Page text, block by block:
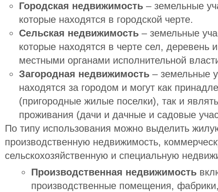
Городская недвижимость– земельные
которые находятся в городской черте.
Сельская недвижимость– земельные
которые находятся в черте сел, деревень
местными органами исполнительной
Загородная недвижимость– земельные
находятся за городом и могут как
(пригородные жилые поселки), так и
проживания (дачи и дачные и садовые
По типу использования можно выделить
производственную недвижимость,
сельскохозяйственную и специальную
Производственная недвижимость
производственные помещения,